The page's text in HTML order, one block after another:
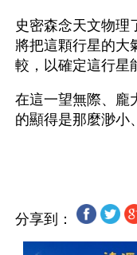
史密森念天文物理
將把這顆行星的大
較，以確定這行星
在這一望無際、龐
的顯得是那麼渺小
分享到：